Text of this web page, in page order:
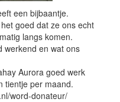
een bijbaantje.
goed dat ze ons echt
langs komen.
werkend en wat ons
Aurora goed werk
tientje per maand.
word-donateur/